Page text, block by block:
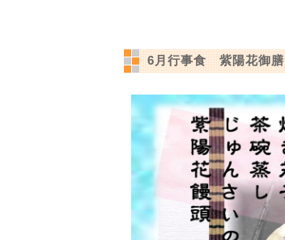
6月行事食 紫陽花御膳